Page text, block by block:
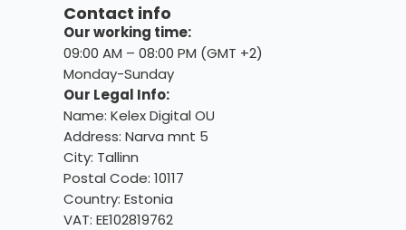
Contact info
Our working time:
09:00 AM – 08:00 PM (GMT +2)
Monday-Sunday
Our Legal Info:
Name: Kelex Digital OU
Address: Narva mnt 5
City: Tallinn
Postal Code: 10117
Country: Estonia
VAT: EE102819762